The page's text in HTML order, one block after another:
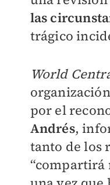
las
trágico
World
por el
Andrés,
tanto de los